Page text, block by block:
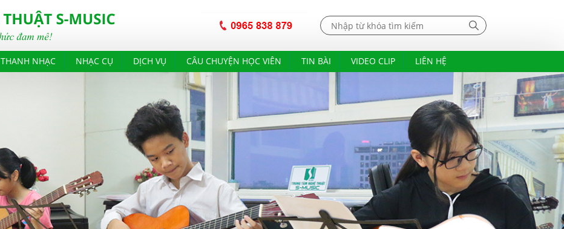
THANH NHẠC NHẠC CỤ DỊCH VỤ CÂU CHUYỆN HỌC VIÊN TIN BÀI VIDEO CLIP LIÊN HỆ